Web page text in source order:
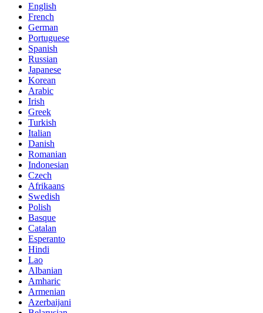
English
French
German
Portuguese
Spanish
Russian
Japanese
Korean
Arabic
Irish
Greek
Turkish
Italian
Danish
Romanian
Indonesian
Czech
Afrikaans
Swedish
Polish
Basque
Catalan
Esperanto
Hindi
Lao
Albanian
Amharic
Armenian
Azerbaijani